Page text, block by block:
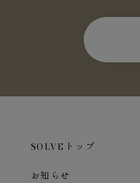
SOLVEトップ
お知らせ